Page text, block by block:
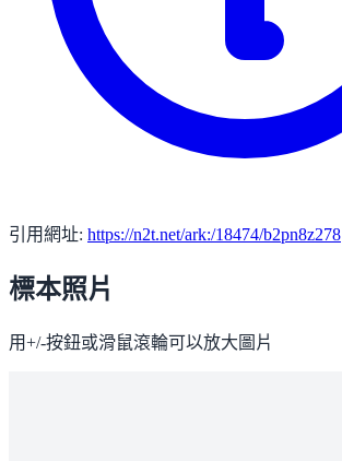
引用網址: https://n2t.net/ark:/18474/b2pn8z278
標本照片
用+/-按鈕或滑鼠滾輪可以放大圖片